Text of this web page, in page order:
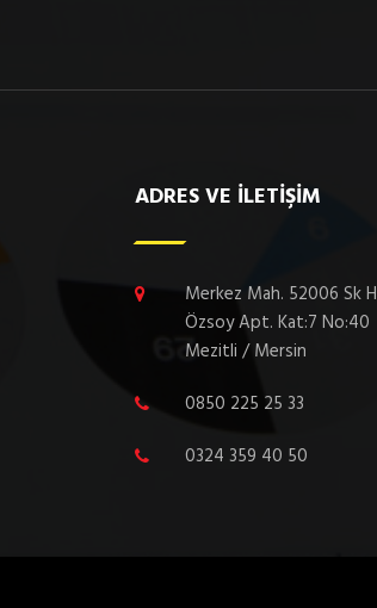
ADRES VE İLETİŞİM
Merkez Mah. 52006 Sk
Özsoy Apt. Kat:7 No:40
Mezitli / Mersin
0850 225 25 33
0324 359 40 50